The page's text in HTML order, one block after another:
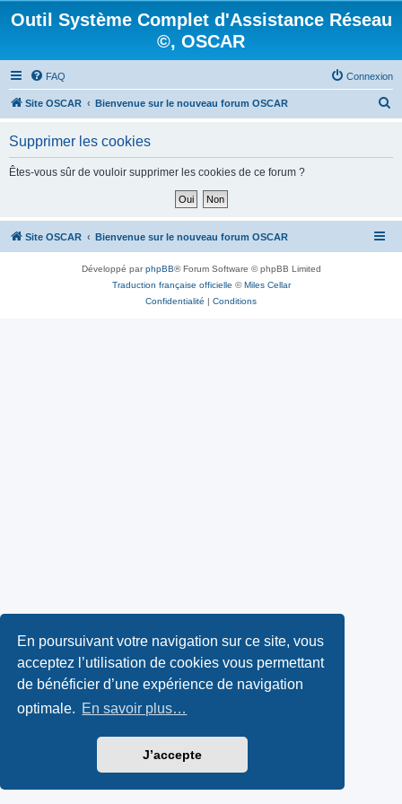
En poursuivant votre navigation sur ce site, vous
acceptez l’utilisation de cookies vous permettant
de bénéficier d’une expérience de navigation
optimale. En savoir plus…
J’accepte
Outil Système Complet d'Assistance Réseau
©, OSCAR
FAQ Connexion
Site OSCAR Bienvenue sur le nouveau forum OSCAR
h
Supprimer les cookies
Êtes-vous sûr de vouloir supprimer les cookies de ce forum ?
Site OSCAR Bienvenue sur le nouveau forum OSCAR
Développé parphpBB® Forum Software © phpBB Limited
Traduction française officielle ©Miles Cellar
Confidentialité | Conditions